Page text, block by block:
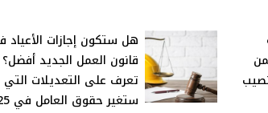
يناير 2025: نصيب
هل ستكون إجازات الأعياد
قانون العمل الجديد أفضل؟
تعرف على التعديلات التي
ستغير حقوق العامل في 2025